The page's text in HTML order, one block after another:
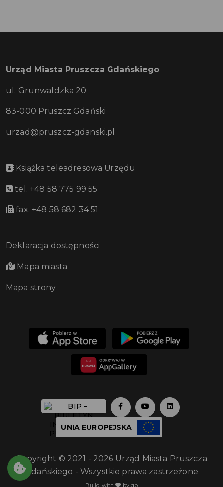
Urząd Miasta Pruszcza Gdańskiego
ul. Grunwaldzka 20
83-000 Pruszcz Gdański
urzad@pruszcz-gdanski.pl
Książka teleadresowa Urzędu
tel. +48 58 775 99 55
fax. +48 58 682 34 51
Deklaracja dostępności
Mapa miasta
Mapa strony
UNIA EUROPEJSKA
Copyright © 2021 - 2026 Urząd Miasta Pruszcza
Gdańskiego - Wszystkie prawa zastrzeżone
Build with by qb